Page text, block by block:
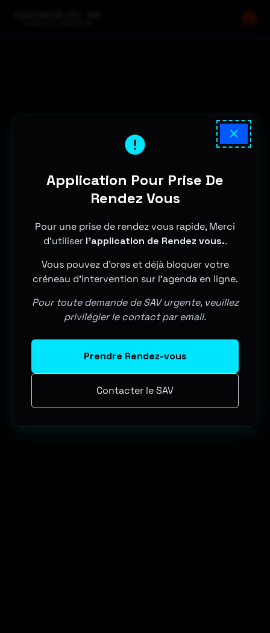
×
Application Pour Prise De
Rendez Vous
Pour une prise de rendez vous rapide, Merci
d'utiliser l'application de Rendez vous..
Vous pouvez d'ores et déjà bloquer votre
créneau d'intervention sur l'agenda en ligne.
Pour toute demande de SAV urgente, veuillez
privilégier le contact par email.
Prendre Rendez-vous
Contacter le SAV